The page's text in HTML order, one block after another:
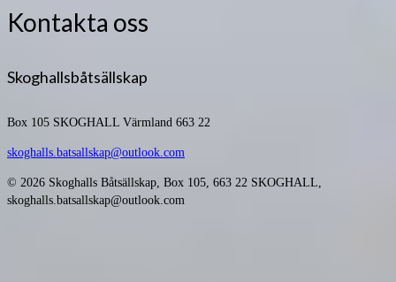
Kontakta oss
Skoghallsbåtsällskap
Box 105 SKOGHALL Värmland 663 22
skoghalls.batsallskap@outlook.com
© 2026 Skoghalls Båtsällskap, Box 105, 663 22 SKOGHALL,
skoghalls.batsallskap@outlook.com